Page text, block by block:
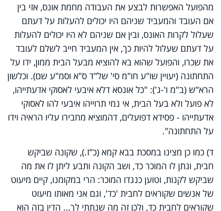
מהפועל האפשרות לבצע את העבודה מחמת אונס, אזי בין
אם העובד והמעביד שניהם היו יכולים להעלות על דעתם
שעלול לקרות האונס, ובין אם שניהם לא היו יכולים להעלות
על דעתם שעלול להיות כך, אין המעביד חייב לשלם לעובד
את שכרו, והפועל שהוא בא להוציא מבעל הבית ממון, ידו על
התחתונה (יעויין שו"ע חו"מ סי' של"ד ס"א וסמ"ע שם). וכלשון
הרא"ש (ב"מ ו'-ג'): "כל אונסא דלא איבעי לאסוקי אדעתייהו,
לא פועל ולא בעל הבית, אי נמי תרוייהו איבעי להו לאסוקי
אדעתייהו - פסידא דפועלים, דהמוציא מחבירו עליו הראיה וידו
על התחתונה".
ד) כמו כן מצינו במסכת בבא קמא (כ"ז.), שקונה שביקש
חבית, ונתן לו המוכר כד, ושב הקונה ותבע ליתן לו את מה
שביקש לקנות, וטוען כנגדו המוכר: הרי במקומנו, קיים מיעוט
של אנשים שקוראים לחבית 'כד', וגם אני מאותו מיעוט
שקוראים לחבית כד, ולכן זה מה שנתתי לך... הדין בזה הוא